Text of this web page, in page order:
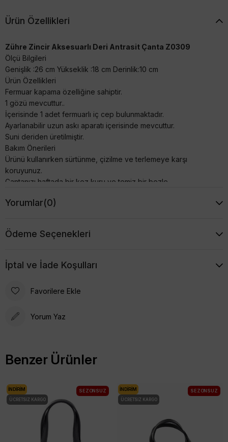
Ürün Özellikleri
Zühre Zincir Aksesuarlı Deri Antrasit Çanta Z0309
Ölçü Bilgileri
Genişlik :26 cm Yükseklik :18 cm Derinlik:10 cm
Ürün Özellikleri
Fermuar kapama özelliğine sahiptir.
1 gözü mevcuttur..
İçerisinde 1 adet fermuarlı iç cep bulunmaktadır.
Ayarlanabilir uzun askı aparatı içerisinde mevcuttur.
Suni deriden üretilmiştir.
Bakım Önerileri
Ürünü kullanırken sürtünme, çizilme ve terlemeye karşı
koruyunuz.
Çantanızı haftada bir kez kuru ve temiz bir bezle
kullanım sağlayacaktır.
Yorumlar(0)
Ödeme Seçenekleri
İptal ve İade Koşulları
Favorilere Ekle
Yorum Yaz
Benzer Ürünler
İNDIRIM
ÜCRETSIZ KARGO
SEZONSUZ İNDIRIM
ÜCRETSIZ KARGO
SEZONSUZ